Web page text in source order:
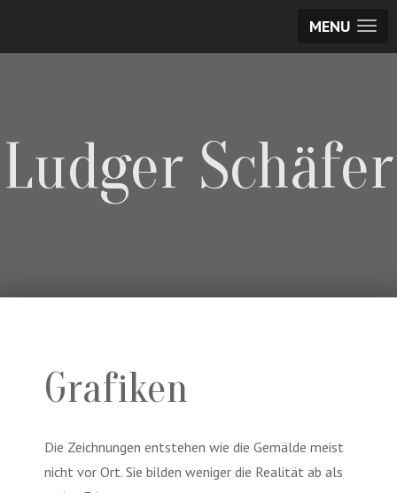
MENU
Ludger Schäfer
Grafiken
Die Zeichnungen entstehen wie die Gemälde meist
nicht vor Ort. Sie bilden weniger die Realität ab als